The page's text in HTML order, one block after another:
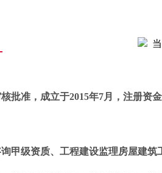
批准，成立于2015年7月，注册资
级资质、工程建设监理房屋建筑